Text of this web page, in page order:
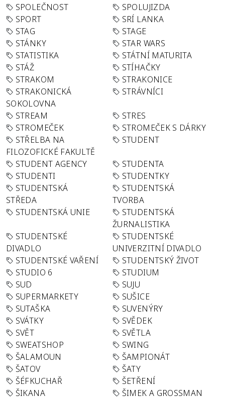
SPOLEČNOST
SPOLUJIZDA
SPORT
SRÍ LANKA
STAG
STAGE
STÁNKY
STAR WARS
STATISTIKA
STÁTNÍ MATURITA
STÁŽ
STÍHAČKY
STRAKOM
STRAKONICE
STRAKONICKÁ
SOKOLOVNA
STRÁVNÍCI
STREAM
STRES
STROMEČEK
STROMEČEK S DÁRKY
STŘELBA NA
FILOZOFICKÉ FAKULTĚ
STUDENT
STUDENT AGENCY
STUDENTA
STUDENTI
STUDENTKY
STUDENTSKÁ
STŘEDA
STUDENTSKÁ
TVORBA
STUDENTSKÁ UNIE
STUDENTSKÁ
ŽURNALISTIKA
STUDENTSKÉ
DIVADLO
STUDENTSKÉ
UNIVERZITNÍ DIVADLO
STUDENTSKÉ VAŘENÍ
STUDENTSKÝ ŽIVOT
STUDIO 6
STUDIUM
SUD
SUJU
SUPERMARKETY
SUŠICE
SUTAŠKA
SUVENÝRY
SVÁTKY
SVĚDEK
SVĚT
SVĚTLA
SWEATSHOP
SWING
ŠALAMOUN
ŠAMPIONÁT
ŠATOV
ŠATY
ŠÉFKUCHAŘ
ŠETŘENÍ
ŠIKANA
ŠIMEK A GROSSMAN